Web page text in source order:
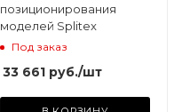
позиционирования
моделей Splitex
Под заказ
33 661руб./шт